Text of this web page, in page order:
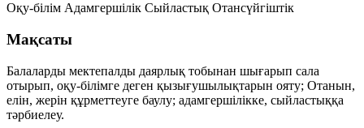
Оқу-білім Адамгершілік Сыйластық Отансүйгіштік
Мақсаты
Балаларды мектепалды даярлық тобынан шығарып сала
отырып, оқу-білімге деген қызығушылықтарын ояту; Отанын,
елін, жерін құрметтеуге баулу; адамгершілікке, сыйластыққа
тәрбиелеу.